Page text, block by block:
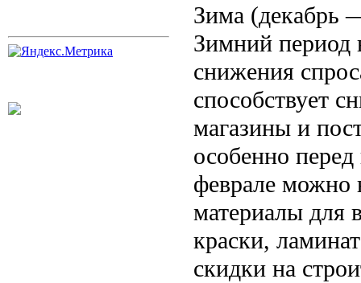
Зима (декабрь
Зимний период
снижения
способствует
магазины и
особенно
феврале можно
материалы для
краски,
скидки на